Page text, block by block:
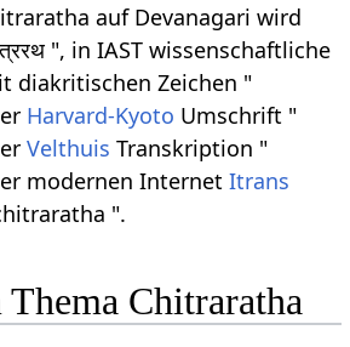
auf Devanagari wird
", in IAST wissenschaftliche
diakritischen Zeichen "
Harvard-Kyoto Umschrift "
Velthuis Transkription "
modernen InternetItrans
".
Chitraratha